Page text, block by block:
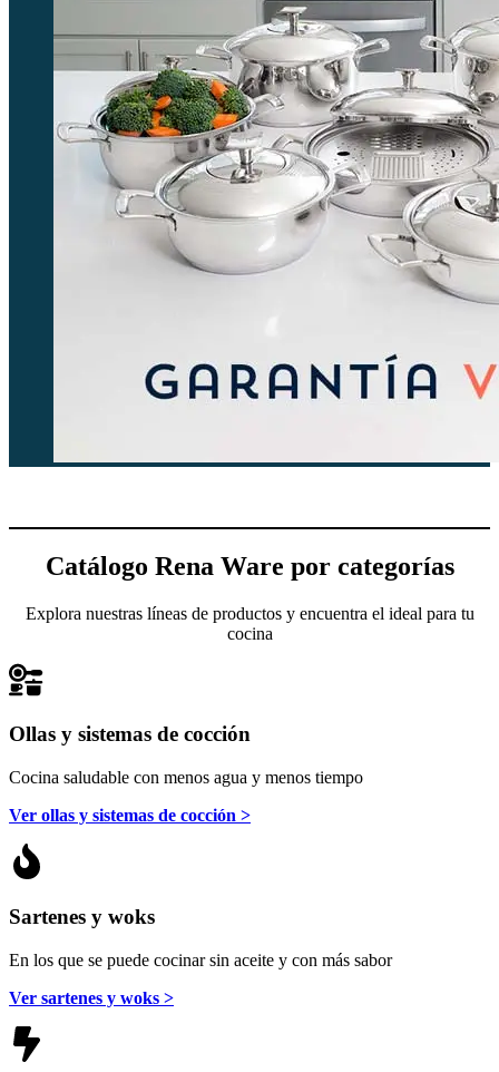
Catálogo Rena Ware por categorías
Explora nuestras líneas de productos y encuentra el ideal para tu
cocina
Ollas y sistemas de cocción
Cocina saludable con menos agua y menos tiempo
Ver ollas y sistemas de cocción >
Sartenes y woks
En los que se puede cocinar sin aceite y con más sabor
Ver sartenes y woks >